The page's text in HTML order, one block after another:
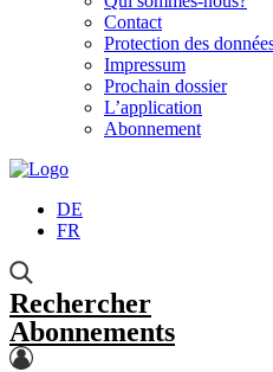
Contact
Protection des
Impressum
Prochain dossier
L’application
Abonnement
DE
FR
Rechercher
Abonnements